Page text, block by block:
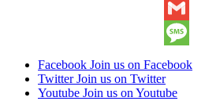
Email
Gmail
Facebook Join us on Facebook
Twitter Join us on Twitter
Youtube Join us on Youtube